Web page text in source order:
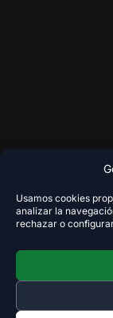
Usamos cookies
analizar la
rechazar o